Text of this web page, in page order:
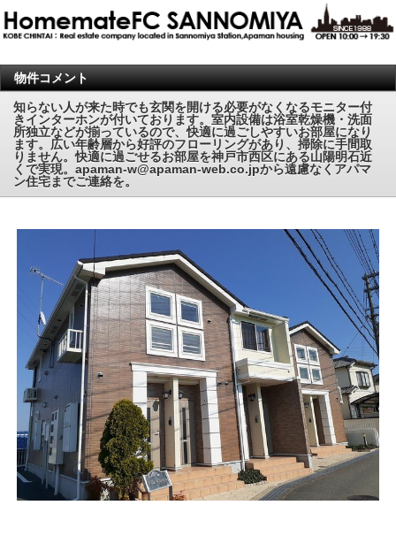
物件コメント
知らない人が来た時でも玄関を開ける必要がなくなるモニター付
きインターホンが付いております。室内設備は浴室乾燥機・洗面
所独立などが揃っているので、快適に過ごしやすいお部屋になり
ます。広い年齢層から好評のフローリングがあり、掃除に手間取
りません。快適に過ごせるお部屋を神戸市西区にある山陽明石近
くで実現。apaman-w@apaman-web.co.jpから遠慮なくアパマ
ン住宅までご連絡を。